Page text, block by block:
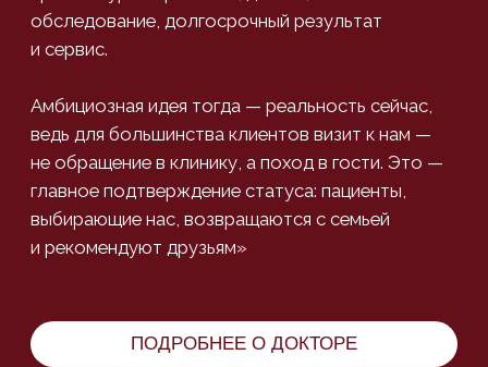
ВОСПОЛЬЗУЙТЕСЬ НАШИМИ
СПЕЦИАЛЬНЫМИ ПРЕДЛОЖЕНИЯМИ
ОСТАВЬТЕ ЗАЯВКУ
И МЫ СВЯЖЕМСЯ С ВАМИ
Или свяжитесь с нами по телефону или email
+7 (495) 988 83-35
*Есть собственная парковка